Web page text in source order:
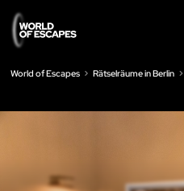
World of Escapes Rätselräume in Berlin